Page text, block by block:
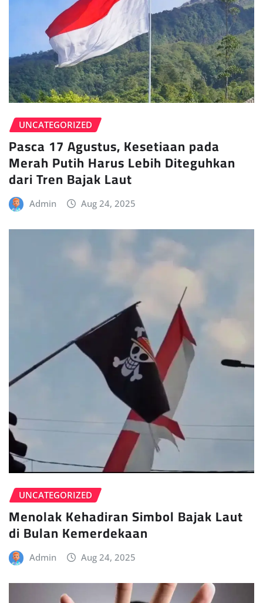
UNCATEGORIZED
Pasca 17 Agustus, Kesetiaan pada
Merah Putih Harus Lebih Diteguhkan
dari Tren Bajak Laut
Admin Aug 24, 2025
UNCATEGORIZED
Menolak Kehadiran Simbol Bajak Laut
di Bulan Kemerdekaan
Admin Aug 24, 2025